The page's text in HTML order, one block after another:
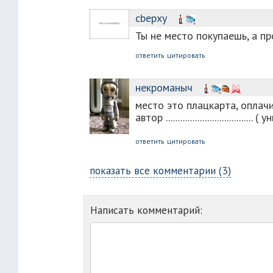
cbepxy
Ты не место покупаешь, а
ответить цитировать
некроманыч
место это плацкарта,
автор .................................... (
ответить цитировать
показать все комментарии (3)
Написать комментарий: